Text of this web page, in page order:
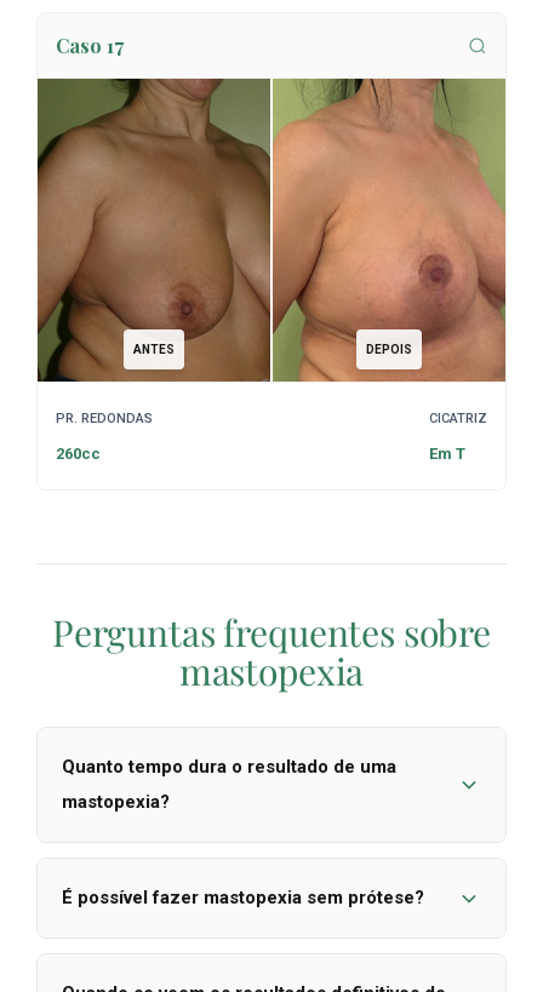
Caso 17
ANTES DEPOIS
PR. REDONDAS
260cc
CICATRIZ
Em T
Perguntas frequentes sobre
mastopexia
Quanto tempo dura o resultado de uma
mastopexia?
duradouros e, em muitos casos,
permanentes no que diz respeito à
correção da posição do mamilo. No
É possível fazer mastopexia sem prótese?